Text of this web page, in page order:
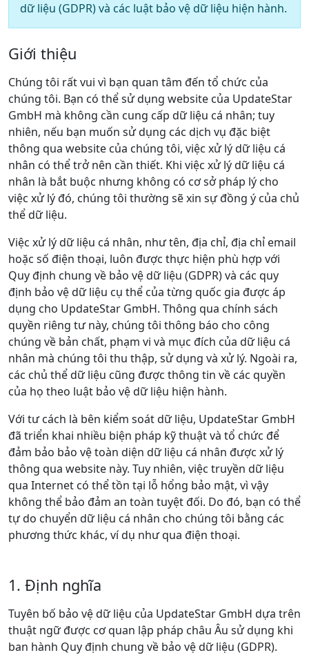
dữ liệu (GDPR) và các luật bảo vệ dữ liệu hiện hành.
Giới thiệu
Chúng tôi rất vui vì bạn quan tâm đến tổ chức của
chúng tôi. Bạn có thể sử dụng website của UpdateStar
GmbH mà không cần cung cấp dữ liệu cá nhân; tuy
nhiên, nếu bạn muốn sử dụng các dịch vụ đặc biệt
thông qua website của chúng tôi, việc xử lý dữ liệu cá
nhân có thể trở nên cần thiết. Khi việc xử lý dữ liệu cá
nhân là bắt buộc nhưng không có cơ sở pháp lý cho
việc xử lý đó, chúng tôi thường sẽ xin sự đồng ý của chủ
thể dữ liệu.
Việc xử lý dữ liệu cá nhân, như tên, địa chỉ, địa chỉ email
hoặc số điện thoại, luôn được thực hiện phù hợp với
Quy định chung về bảo vệ dữ liệu (GDPR) và các quy
định bảo vệ dữ liệu cụ thể của từng quốc gia được áp
dụng cho UpdateStar GmbH. Thông qua chính sách
quyền riêng tư này, chúng tôi thông báo cho công
chúng về bản chất, phạm vi và mục đích của dữ liệu cá
nhân mà chúng tôi thu thập, sử dụng và xử lý. Ngoài ra,
các chủ thể dữ liệu cũng được thông tin về các quyền
của họ theo luật bảo vệ dữ liệu hiện hành.
Với tư cách là bên kiểm soát dữ liệu, UpdateStar GmbH
đã triển khai nhiều biện pháp kỹ thuật và tổ chức để
đảm bảo bảo vệ toàn diện dữ liệu cá nhân được xử lý
thông qua website này. Tuy nhiên, việc truyền dữ liệu
qua Internet có thể tồn tại lỗ hổng bảo mật, vì vậy
không thể bảo đảm an toàn tuyệt đối. Do đó, bạn có thể
tự do chuyển dữ liệu cá nhân cho chúng tôi bằng các
phương thức khác, ví dụ như qua điện thoại.
1. Định nghĩa
Tuyên bố bảo vệ dữ liệu của UpdateStar GmbH dựa trên
thuật ngữ được cơ quan lập pháp châu Âu sử dụng khi
ban hành Quy định chung về bảo vệ dữ liệu (GDPR).